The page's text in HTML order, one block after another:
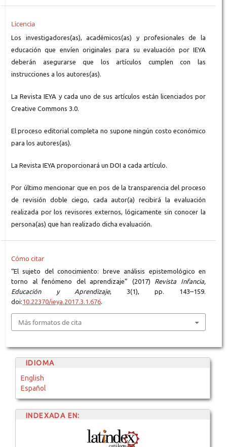
Licencia
Los investigadores(as), académicos(as) y profesionales de la
educación que envíen originales para su evaluación por IEYA
deberán asegurarse que los artículos cumplen con las
instrucciones a los autores(as).
La Revista IEYA y cada uno de sus artículos están licenciados por
Creative Commons 3.0.
El proceso editorial completa no supone ningún costo económico
para los autores(as).
La Revista IEYA proporcionará un DOI a cada artículo.
Por último mencionar que en pos de la transparencia del proceso
de revisión doble ciego, cada autor(a) recibirá la evaluación
realizada por los revisores externos, lógicamente sin conocer la
persona(as) que han realizado dicha evaluación.
Cómo citar
“El sujeto del conocimiento: breve análisis epistemológico en
torno al fenómeno del aprendizaje” (2017) Revista Infancia,
Educación y Aprendizaje, 3(1), pp. 143–159.
doi:10.22370/ieya.2017.3.1.676.
Más formatos de cita
IDIOMA
English
Español
INDEXADA EN: